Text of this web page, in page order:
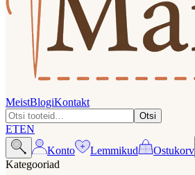
MeistBlogiKontakt
Otsi
ETEN
Konto
Lemmikud
Ostukorv
Kategooriad